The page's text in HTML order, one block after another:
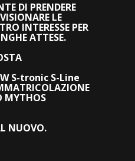
DI PRENDERE
LE
INTERESSE PER
ATTESE.
S-tronic S-Line
MYTHOS
NUOVO.